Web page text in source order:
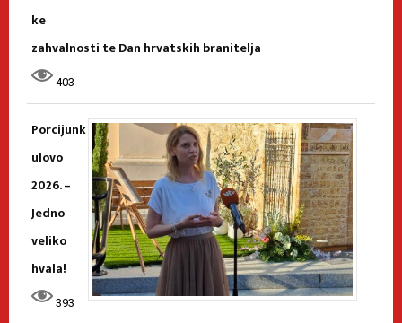
ke
zahvalnosti te Dan hrvatskih branitelja
403
Porcijunk
ulovo
2026. –
Jedno
veliko
hvala!
393